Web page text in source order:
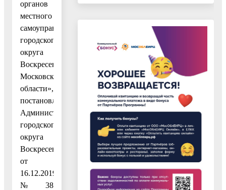
органов
местного
самоуправления
городского
округа
Воскресенск
Московской
области»,
постановлением
Администрации
городского
округа
Воскресенск
от
16.12.2019
№ 38